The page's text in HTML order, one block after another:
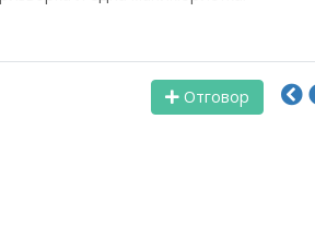
Отговор